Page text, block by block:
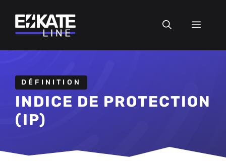
contenu
DÉFINITION
INDICE DE PROTECTION
(IP)